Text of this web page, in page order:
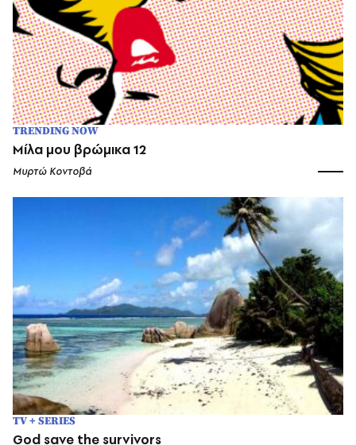
TRENDING NOW
Μίλα μου βρώμικα 12
Μυρτώ Κοντοβά
TV + SERIES
God save the survivors